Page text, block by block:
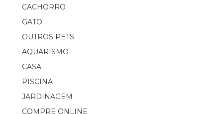
CACHORRO
GATO
OUTROS PETS
AQUARISMO
CASA
PISCINA
JARDINAGEM
COMPRE ONLINE